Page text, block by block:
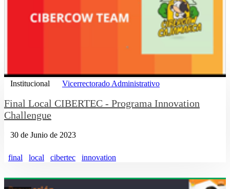
Institucional Vicerrectorado Administrativo
Final Local CIBERTEC - Programa Innovation
Challengue
30 de Junio de 2023
final local cibertec innovation